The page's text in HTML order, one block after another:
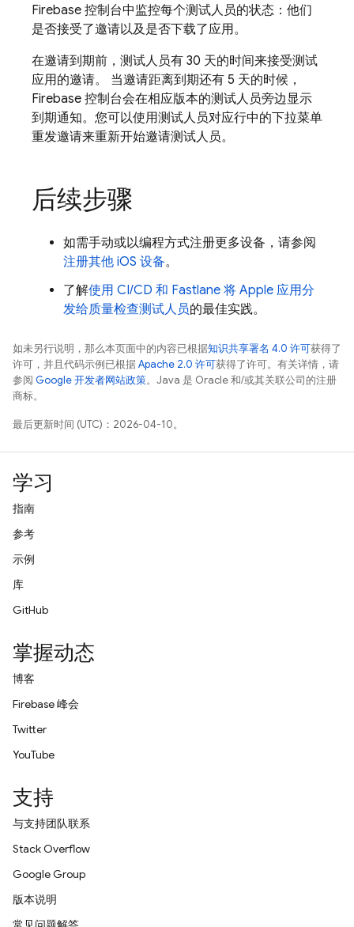
Firebase 控制台中监控每个测试人员的状态：他们
是否接受了邀请以及是否下载了应用。
在邀请到期前，测试人员有 30 天的时间来接受测试
应用的邀请。 当邀请距离到期还有 5 天的时候，
Firebase 控制台会在相应版本的测试人员旁边显示
到期通知。您可以使用测试人员对应行中的下拉菜单
重发邀请来重新开始邀请测试人员。
后续步骤
如需手动或以编程方式注册更多设备，请参阅
注册其他 iOS 设备。
了解使用 CI/CD 和 Fastlane 将 Apple 应用分
发给质量检查测试人员的最佳实践。
如未另行说明，那么本页面中的内容已根据知识共享署名 4.0 许可获得了
许可，并且代码示例已根据Apache 2.0 许可获得了许可。有关详情，请
参阅 Google 开发者网站政策。Java 是 Oracle 和/或其关联公司的注册
商标。
最后更新时间 (UTC)：2026-04-10。
学习
指南
参考
示例
库
GitHub
掌握动态
博客
Firebase 峰会
Twitter
YouTube
支持
与支持团队联系
Stack Overflow
Google Group
版本说明